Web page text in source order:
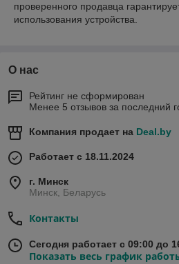
проверенного продавца
использования устройства.
О нас
Рейтинг не сформирован
Менее 5 отзывов за последний
Компания продает на Deal.by
Работает с 18.11.2024
г. Минск
Минск, Беларусь
Контакты
Сегодня работает с 09:00 до
Показать весь график